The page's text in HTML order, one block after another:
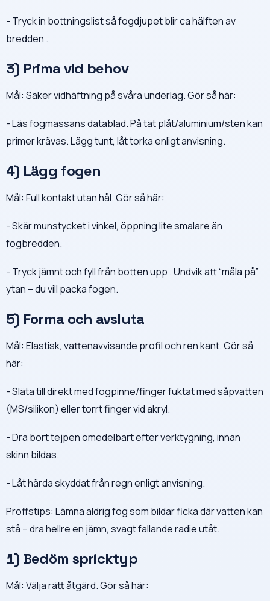
- Tryck in bottningslist så fogdjupet blir ca hälften av
bredden .
3) Prima vid behov
Mål: Säker vidhäftning på svåra underlag. Gör så här:
- Läs fogmassans datablad. På tät plåt/aluminium/sten kan
primer krävas. Lägg tunt, låt torka enligt anvisning.
4) Lägg fogen
Mål: Full kontakt utan hål. Gör så här:
- Skär munstycket i vinkel, öppning lite smalare än
fogbredden.
- Tryck jämnt och fyll från botten upp . Undvik att “måla på”
ytan – du vill packa fogen.
5) Forma och avsluta
Mål: Elastisk, vattenavvisande profil och ren kant. Gör så
här:
- Släta till direkt med fogpinne/finger fuktat med såpvatten
(MS/silikon) eller torrt finger vid akryl.
- Dra bort tejpen omedelbart efter verktygning, innan
skinn bildas.
- Låt härda skyddat från regn enligt anvisning.
Proffstips: Lämna aldrig fog som bildar ficka där vatten kan
stå – dra hellre en jämn, svagt fallande radie utåt.
1) Bedöm spricktyp
Mål: Välja rätt åtgärd. Gör så här: